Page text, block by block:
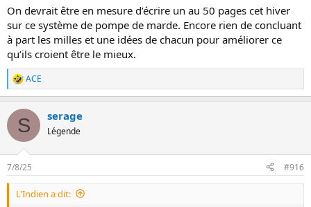
n
s
:
On devrait être en mesure d’écrire un au 50 pages cet hiver
sur ce système de pompe de marde. Encore rien de concluant
à part les milles et une idées de chacun pour améliorer ce
qu’ils croient être le mieux.
L
e
r
a
i
o
ACE
S serage
Légende
7/8/25 #916
L'Indien a dit: